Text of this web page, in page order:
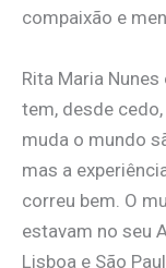
compaixão e
Rita Maria
tem, desde
muda o mundo
mas a
correu bem. O
estavam no seu
Lisboa e São